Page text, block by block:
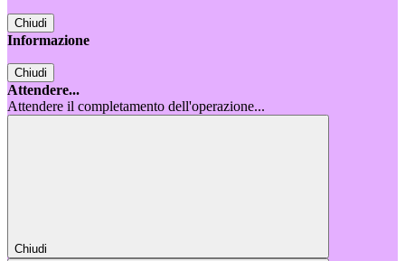
Chiudi
Informazione
Chiudi
Attendere...
Attendere il completamento dell'operazione...
Chiudi